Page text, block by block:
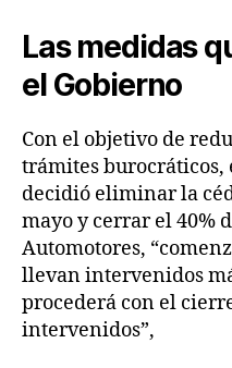
Las medidas
el Gobierno
Con el objetivo de
trámites burocráticos,
decidió eliminar la
mayo y cerrar el 40%
Automotores,
llevan intervenidos
procederá con el
intervenidos”,